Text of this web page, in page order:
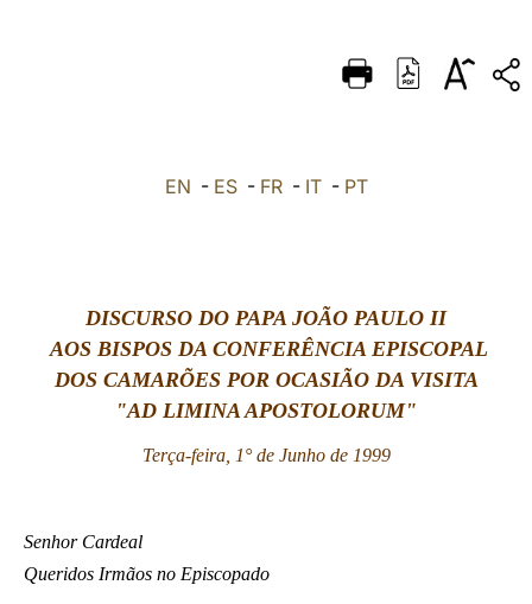
DEUTSCH
EN - ES- FR- IT- PT
DISCURSO DO PAPA JOÃO PAULO II
AOS BISPOS DA CONFERÊNCIA EPISCOPAL
DOS CAMARÕES POR OCASIÃO DA VISITA
"AD LIMINA APOSTOLORUM"
Terça-feira, 1° de Junho de 1999
Senhor Cardeal
Queridos Irmãos no Episcopado